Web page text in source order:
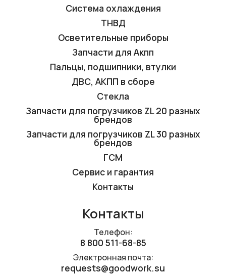
Контакты
Телефон:
8 800 511-68-85
Электронная почта:
requests@goodwork.su
Система охлаждения
ТНВД
Осветительные приборы
Запчасти для Акпп
Пальцы, подшипники, втулки
ДВС, АКПП в сборе
Стекла
Запчасти для погрузчиков ZL 20 разных
брендов
Запчасти для погрузчиков ZL 30 разных
брендов
ГСМ
Сервис и гарантия
Контакты